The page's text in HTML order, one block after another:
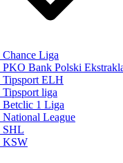
Liga
Bank Polski
ELH
liga
1 Liga
League